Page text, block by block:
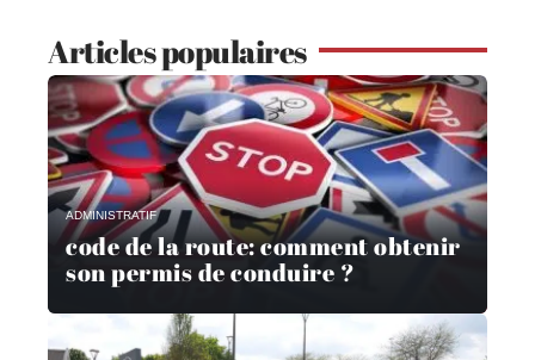
Articles populaires
ADMINISTRATIF
code de la route: comment obtenir
son permis de conduire ?